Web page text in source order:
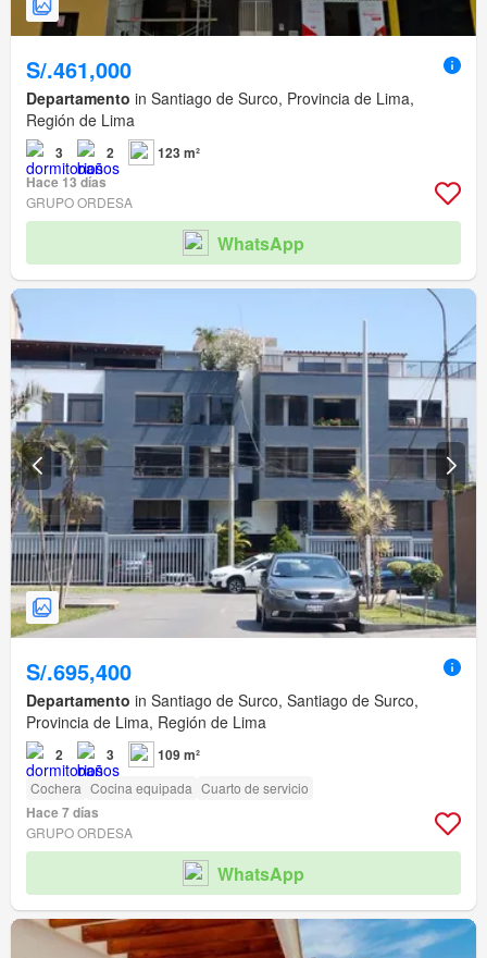
S/.461,000
Departamento in Santiago de Surco, Provincia de Lima,
Región de Lima
3 2
123 m²
Hace 13 días
GRUPO ORDESA
WhatsApp
S/.695,400
Departamento in Santiago de Surco, Santiago de Surco,
Provincia de Lima, Región de Lima
2 3 109 m²
Cochera Cocina equipada Cuarto de servicio
Hace 7 días
GRUPO ORDESA
WhatsApp